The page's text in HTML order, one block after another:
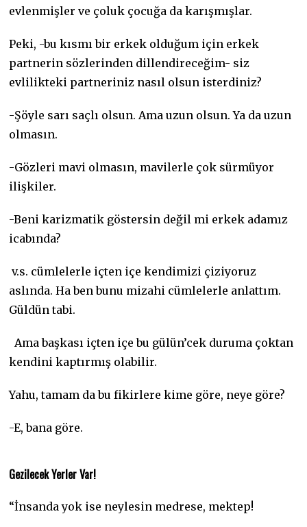
evlenmişler ve çoluk çocuğa da karışmışlar.
Peki, -bu kısmı bir erkek olduğum için erkek
partnerin sözlerinden dillendireceğim- siz
evlilikteki partneriniz nasıl olsun isterdiniz?
-Şöyle sarı saçlı olsun. Ama uzun olsun. Ya da uzun
olmasın.
-Gözleri mavi olmasın, mavilerle çok sürmüyor
ilişkiler.
-Beni karizmatik göstersin değil mi erkek adamız
icabında?
v.s. cümlelerle içten içe kendimizi çiziyoruz
aslında. Ha ben bunu mizahi cümlelerle anlattım.
Güldün tabi.
Ama başkası içten içe bu gülün’cek duruma çoktan
kendini kaptırmış olabilir.
Yahu, tamam da bu fikirlere kime göre, neye göre?
-E, bana göre.
Gezilecek Yerler Var!
“İnsanda yok ise neylesin medrese, mektep!